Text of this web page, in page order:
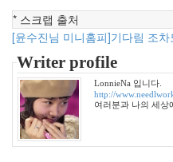
* 스크랩 출처
[윤수진님 미니홈피]기다림 조
Writer profile
LonnieNa 입니다.
http://
여러분과 나의 세상
8
월
0
2010
년
9
월
4
2010